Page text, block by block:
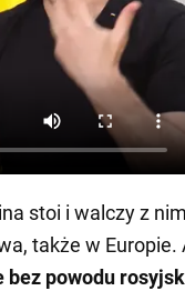
stoi i walczy z
także w
bez powodu